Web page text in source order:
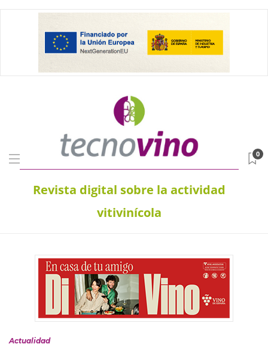
Revista digital sobre la actividad
vitivinícola
0
Actualidad